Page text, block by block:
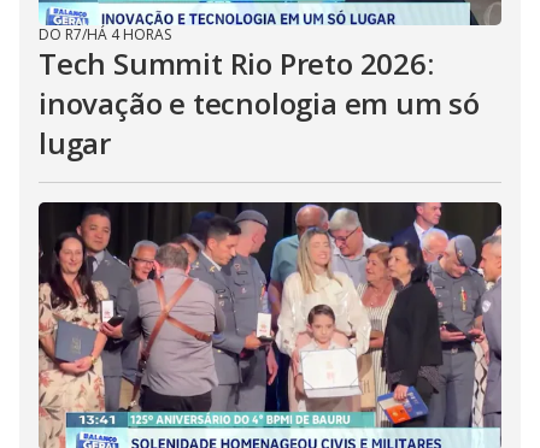
DO R7/HÁ 4 HORAS
Tech Summit Rio Preto 2026:
inovação e tecnologia em um só
lugar